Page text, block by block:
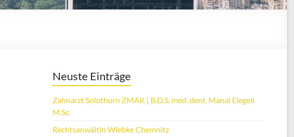
Neuste Einträge
Zahnarzt Solothurn ZMAK | B.D.S. med. dent. Manal Elegeli
M.Sc.
Rechtsanwältin Wiebke Chemnitz